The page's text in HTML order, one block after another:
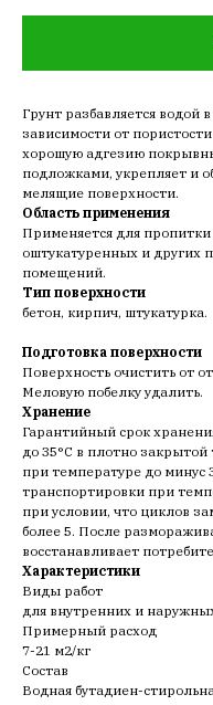
Грунт разбавляется водой
зависимости от
хорошую адгезию
подложками, укрепляет и
мелящие поверхности.
Область применения
Применяется для
оштукатуренных и других
помещений.
Тип поверхности
бетон, кирпич, штукатурка.
Подготовка поверхности
Поверхность очистить от
Меловую побелку удалить.
Хранение
Гарантийный срок
до 35°С в плотно закрытой
при температуре до минус
транспортировки при
при условии, что циклов
более 5. После
восстанавливает
Характеристики
Виды работ
для внутренних и
Примерный расход
7-21 м2/кг
Состав
Водная бутадиен-